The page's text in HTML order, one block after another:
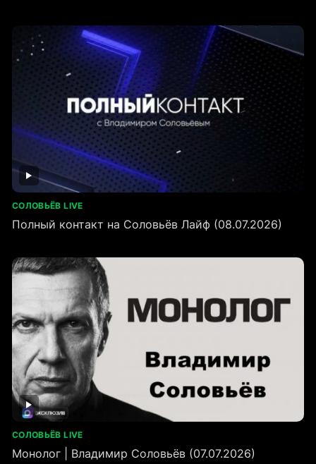
СОЛОВЬЁВ LIVE
Полный контакт на Соловьёв Лайф (08.07.2026)
СОЛОВЬЁВ LIVE
Монолог | Владимир Соловьёв (07.07.2026)